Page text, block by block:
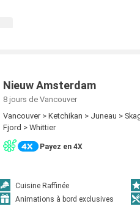
Nieuw Amsterdam
8 jours de Vancouver
Vancouver > Ketchikan > Juneau >
Fjord > Whittier
Payez en 4X
Cuisine Raffinée
Animations à bord exclusives